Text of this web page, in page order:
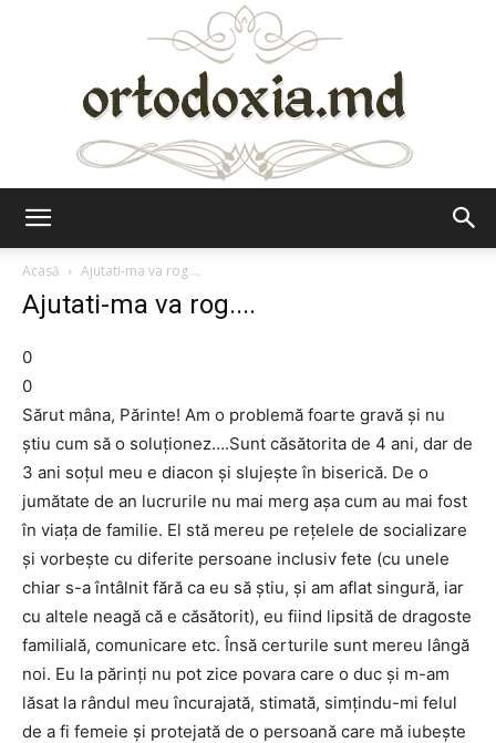
Acasă
Ajutati-ma va rog....
Ajutati-ma va rog....
0
0
Sărut mâna, Părinte! Am o problemă foarte gravă şi nu
ştiu cum să o soluţionez….Sunt căsătorita de 4 ani, dar de
3 ani soţul meu e diacon şi slujeşte în biserică. De o
jumătate de an lucrurile nu mai merg aşa cum au mai fost
în viaţa de familie. El stă mereu pe reţelele de socializare
şi vorbeşte cu diferite persoane inclusiv fete (cu unele
chiar s-a întâlnit fără ca eu să ştiu, şi am aflat singură, iar
cu altele neagă că e căsătorit), eu fiind lipsită de dragoste
familială, comunicare etc. Însă certurile sunt mereu lângă
noi. Eu la părinţi nu pot zice povara care o duc şi m-am
lăsat la rândul meu încurajată, stimată, simţindu-mi felul
de a fi femeie şi protejată de o persoană care mă iubeşte